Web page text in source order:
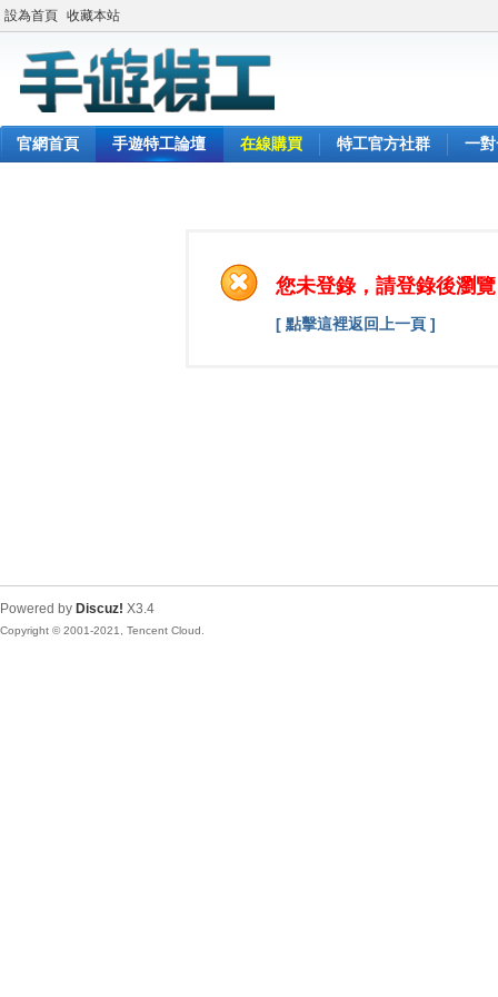
設為首頁 收藏本站
官網首頁 手遊特工論壇 在線購買 特工官方社群 一
您未登錄，請登錄後瀏
[ 點擊這裡返回上一頁 ]
Powered by Discuz! X3.4
Copyright © 2001-2021, Tencent Cloud.